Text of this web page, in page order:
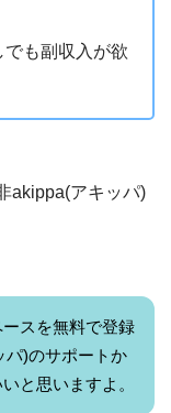
も副収入が欲
akippa(アキッパ)
スを無料で登録
パ)のサポートか
と思いますよ。